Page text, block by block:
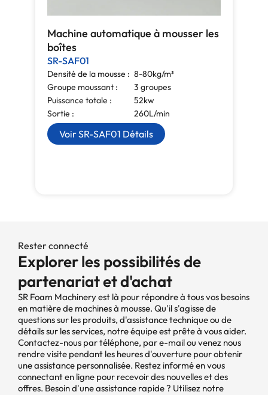
Machine automatique à mousser les
boîtes
SR-SAF01
Densité de la mousse : 8-80kg/m³
Groupe moussant :
3 groupes
Puissance totale :
52kw
Sortie :
260L/min
Voir SR-SAF01 Détails
Rester connecté
Explorer les possibilités de
partenariat et d'achat
SR Foam Machinery est là pour répondre à tous vos besoins
en matière de machines à mousse. Qu'il s'agisse de
questions sur les produits, d'assistance technique ou de
détails sur les services, notre équipe est prête à vous aider.
Contactez-nous par téléphone, par e-mail ou venez nous
rendre visite pendant les heures d'ouverture pour obtenir
une assistance personnalisée. Restez informé en vous
connectant en ligne pour recevoir des nouvelles et des
offres. Besoin d'une assistance rapide ? Utilisez notre